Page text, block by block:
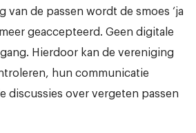
van de passen wordt de smoes ‘ja
geaccepteerd. Geen digitale
Hierdoor kan de vereniging
hun communicatie
discussies over vergeten passen